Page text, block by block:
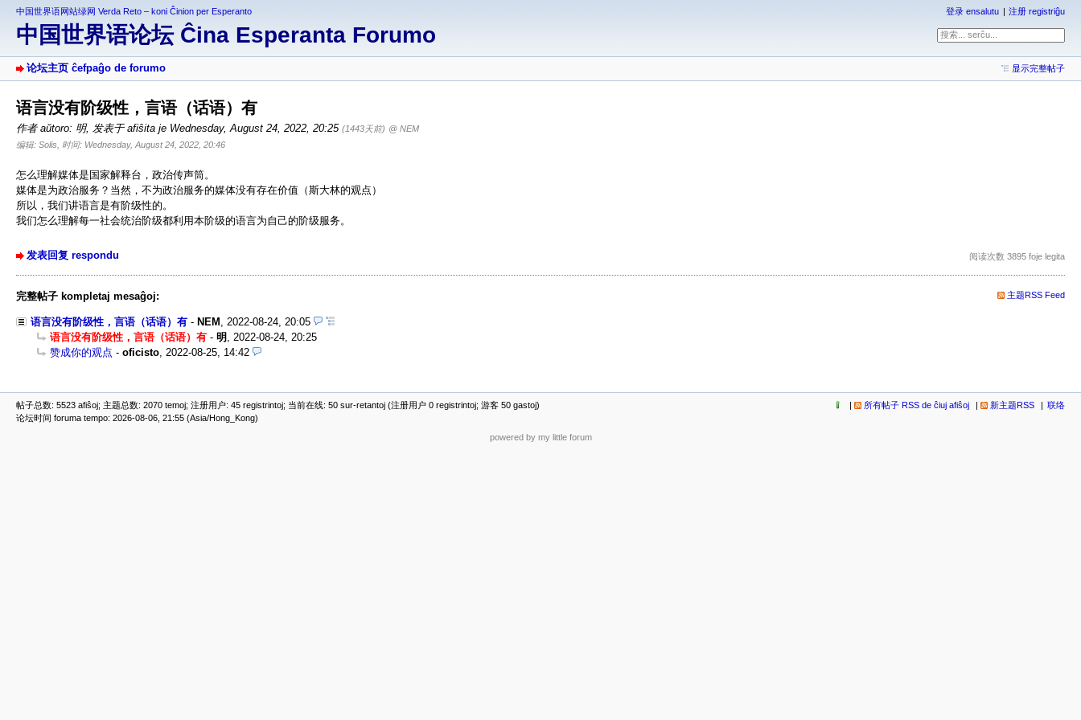
中国世界语网站绿网 Verda Reto – koni Ĉinion per Esperanto
中国世界语论坛 Ĉina Esperanta Forumo
登录 ensalutu 注册 registriĝu
论坛主页 ĉefpaĝo de forumo 显示完整帖子
语言没有阶级性，言语（话语）有
作者 aŭtoro: 明, 发表于 afiŝita je Wednesday, August 24, 2022, 20:25 (1443天前) @ NEM
编辑: Solis, 时间: Wednesday, August 24, 2022, 20:46
怎么理解媒体是国家解释台，政治传声筒。
媒体是为政治服务？当然，不为政治服务的媒体没有存在价值（斯大林的观点）
所以，我们讲语言是有阶级性的。
我们怎么理解每一社会统治阶级都利用本阶级的语言为自己的阶级服务。
发表回复 respondu 阅读次数 3895 foje legita
完整帖子 kompletaj mesaĝoj: 主题RSS Feed
语言没有阶级性，言语（话语）有 - NEM , 2022-08-24, 20:05
语言没有阶级性，言语（话语）有 - 明 , 2022-08-24, 20:25
赞成你的观点 - oficisto, 2022-08-25, 14:42
帖子总数: 5523 afiŝoj; 主题总数: 2070 temoj; 注册用户: 45 registrintoj; 当前在线: 50 sur-retantoj (注册用户 0 registrintoj; 游客 50 gastoj)
论坛时间 foruma tempo: 2026-08-06, 21:55 (Asia/Hong_Kong)
所有帖子 RSS de ĉiuj afiŝoj 新主题RSS 联络
powered by my little forum